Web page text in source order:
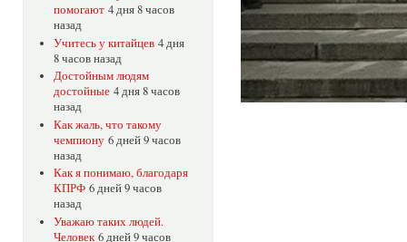
помогают 4 дня 8 часов
назад
Учитесь у китайцев 4 дня
8 часов назад
Достойным людям
достойные 4 дня 8 часов
назад
Как жаль, что такому
чемпиону 6 дней 9 часов
назад
Как я понимаю, благодаря
КПРФ 6 дней 9 часов
назад
Уважаю таких людей.
Человек 6 дней 9 часов